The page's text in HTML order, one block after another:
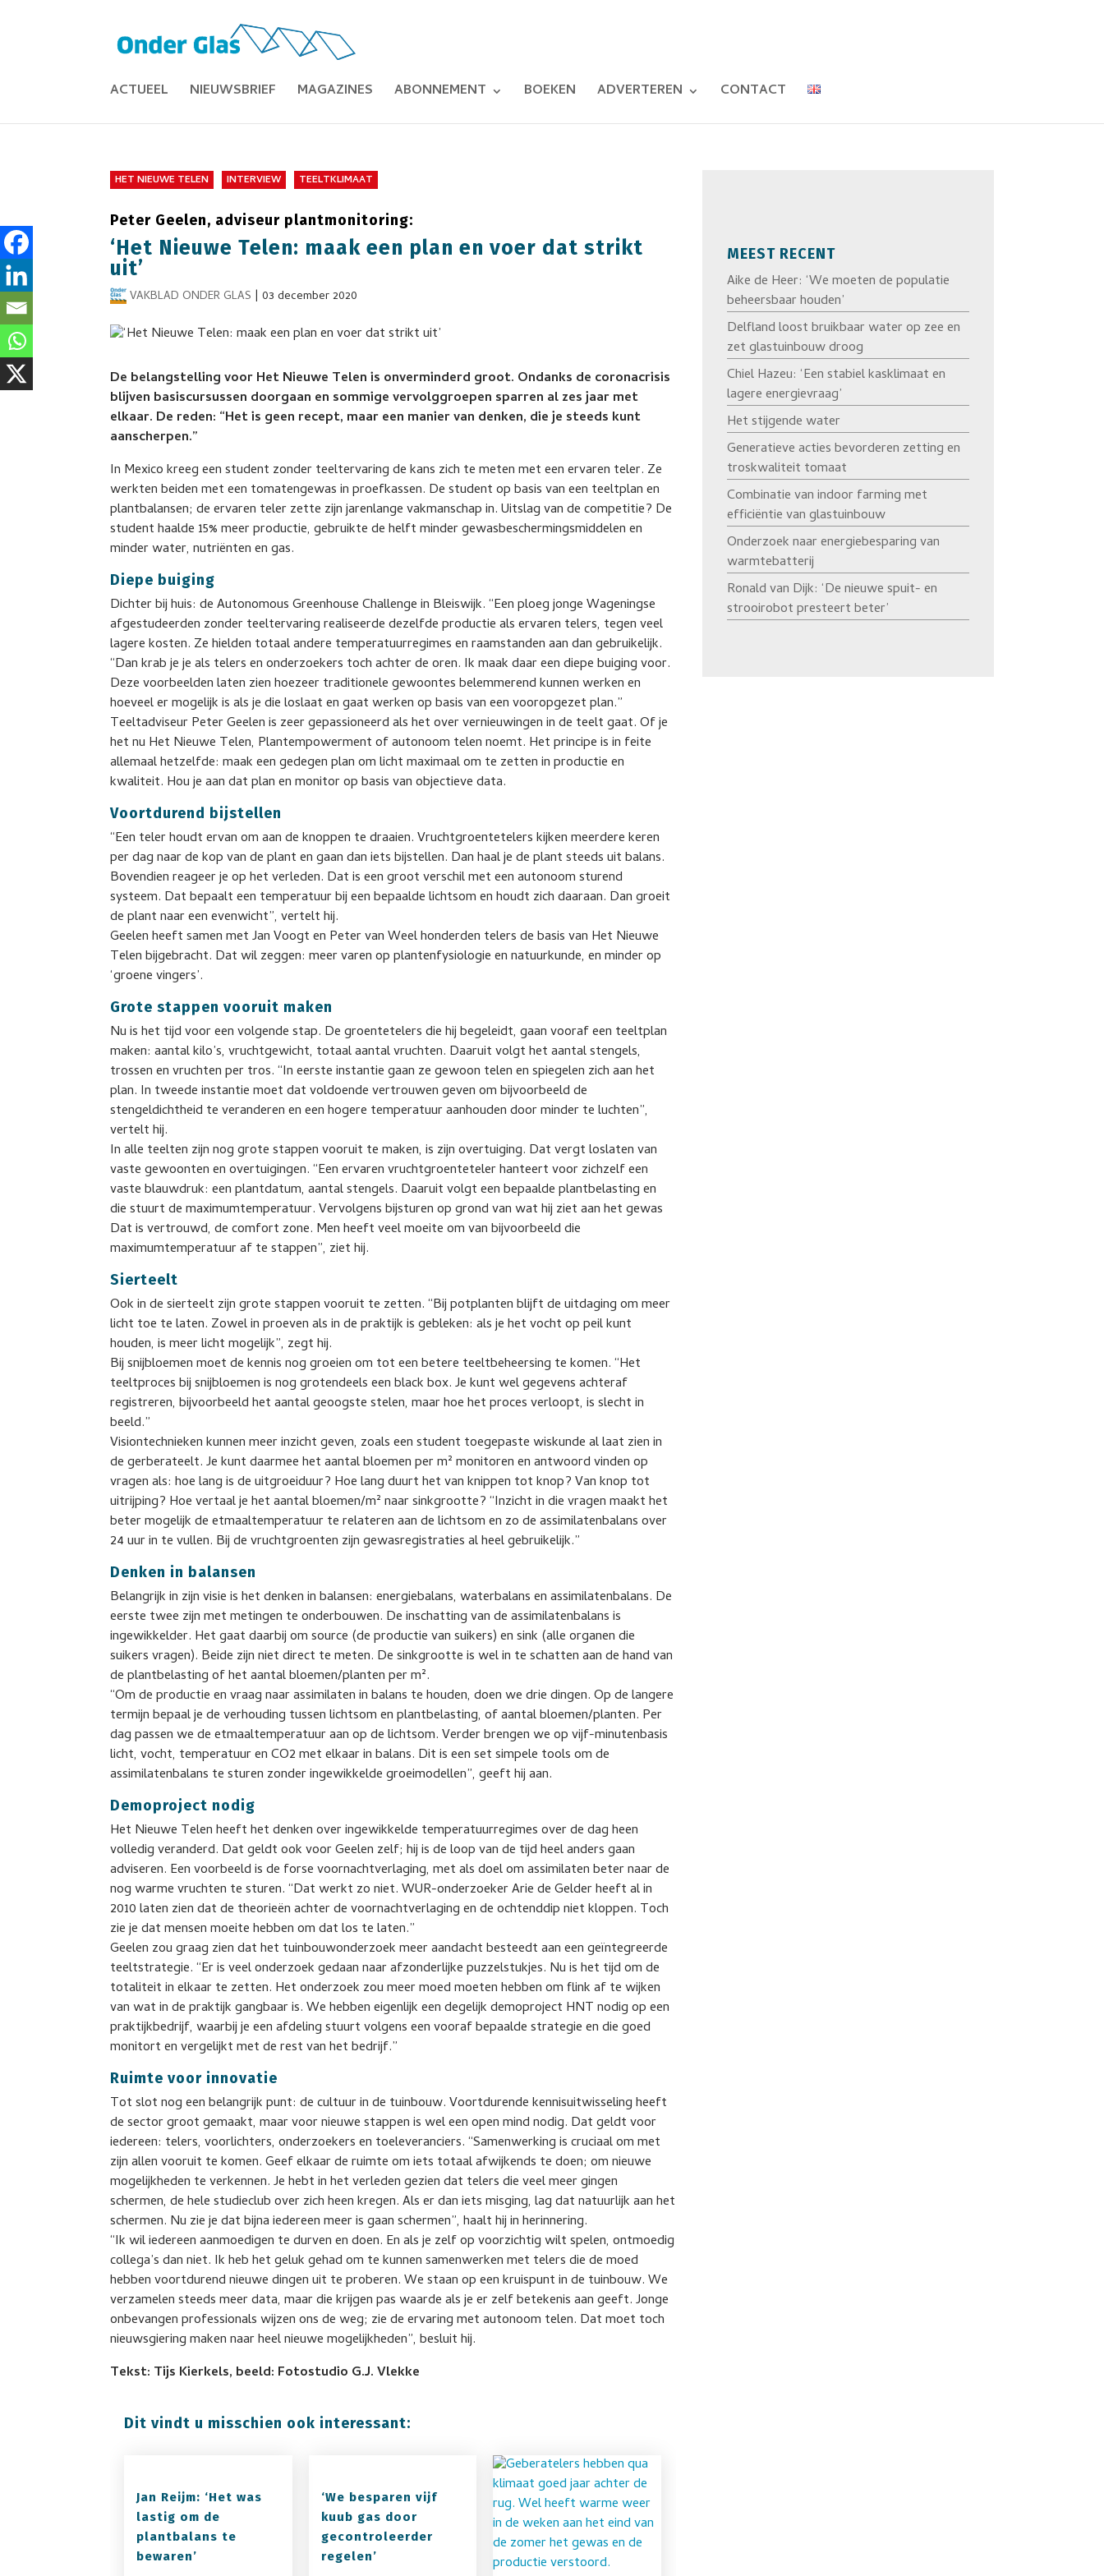
ACTUEEL NIEUWSBRIEF MAGAZINES ABONNEMENT BOEKEN ADVERTEREN CONTACT
HET NIEUWE TELEN INTERVIEW TEELTKLIMAAT
Peter Geelen, adviseur plantmonitoring:
‘Het Nieuwe Telen: maak een plan en voer dat strikt
uit’
VAKBLAD ONDER GLAS |03 december 2020
De belangstelling voor Het Nieuwe Telen is onverminderd groot. Ondanks de coronacrisis
blijven basiscursussen doorgaan en sommige vervolggroepen sparren al zes jaar met
elkaar. De reden: “Het is geen recept, maar een manier van denken, die je steeds kunt
aanscherpen.”
In Mexico kreeg een student zonder teeltervaring de kans zich te meten met een ervaren teler. Ze
werkten beiden met een tomatengewas in proefkassen. De student op basis van een teeltplan en
plantbalansen; de ervaren teler zette zijn jarenlange vakmanschap in. Uitslag van de competitie? De
student haalde 15% meer productie, gebruikte de helft minder gewasbeschermingsmiddelen en
minder water, nutriënten en gas.
Diepe buiging
Dichter bij huis: de Autonomous Greenhouse Challenge in Bleiswijk. “Een ploeg jonge Wageningse
afgestudeerden zonder teeltervaring realiseerde dezelfde productie als ervaren telers, tegen veel
lagere kosten. Ze hielden totaal andere temperatuurregimes en raamstanden aan dan gebruikelijk.
“Dan krab je je als telers en onderzoekers toch achter de oren. Ik maak daar een diepe buiging voor.
Deze voorbeelden laten zien hoezeer traditionele gewoontes belemmerend kunnen werken en
hoeveel er mogelijk is als je die loslaat en gaat werken op basis van een vooropgezet plan.”
Teeltadviseur Peter Geelen is zeer gepassioneerd als het over vernieuwingen in de teelt gaat. Of je
het nu Het Nieuwe Telen, Plantempowerment of autonoom telen noemt. Het principe is in feite
allemaal hetzelfde: maak een gedegen plan om licht maximaal om te zetten in productie en
kwaliteit. Hou je aan dat plan en monitor op basis van objectieve data.
Voortdurend bijstellen
“Een teler houdt ervan om aan de knoppen te draaien. Vruchtgroentetelers kijken meerdere keren
per dag naar de kop van de plant en gaan dan iets bijstellen. Dan haal je de plant steeds uit balans.
Bovendien reageer je op het verleden. Dat is een groot verschil met een autonoom sturend
systeem. Dat bepaalt een temperatuur bij een bepaalde lichtsom en houdt zich daaraan. Dan groeit
de plant naar een evenwicht”, vertelt hij.
Geelen heeft samen met Jan Voogt en Peter van Weel honderden telers de basis van Het Nieuwe
Telen bijgebracht. Dat wil zeggen: meer varen op plantenfysiologie en natuurkunde, en minder op
‘groene vingers’.
Grote stappen vooruit maken
Nu is het tijd voor een volgende stap. De groentetelers die hij begeleidt, gaan vooraf een teeltplan
maken: aantal kilo’s, vruchtgewicht, totaal aantal vruchten. Daaruit volgt het aantal stengels,
trossen en vruchten per tros. “In eerste instantie gaan ze gewoon telen en spiegelen zich aan het
plan. In tweede instantie moet dat voldoende vertrouwen geven om bijvoorbeeld de
stengeldichtheid te veranderen en een hogere temperatuur aanhouden door minder te luchten”,
vertelt hij.
In alle teelten zijn nog grote stappen vooruit te maken, is zijn overtuiging. Dat vergt loslaten van
vaste gewoonten en overtuigingen. “Een ervaren vruchtgroenteteler hanteert voor zichzelf een
vaste blauwdruk: een plantdatum, aantal stengels. Daaruit volgt een bepaalde plantbelasting en
die stuurt de maximumtemperatuur. Vervolgens bijsturen op grond van wat hij ziet aan het gewas
Dat is vertrouwd, de comfort zone. Men heeft veel moeite om van bijvoorbeeld die
maximumtemperatuur af te stappen”, ziet hij.
Sierteelt
Ook in de sierteelt zijn grote stappen vooruit te zetten. “Bij potplanten blijft de uitdaging om meer
licht toe te laten. Zowel in proeven als in de praktijk is gebleken: als je het vocht op peil kunt
houden, is meer licht mogelijk”, zegt hij.
Bij snijbloemen moet de kennis nog groeien om tot een betere teeltbeheersing te komen. “Het
teeltproces bij snijbloemen is nog grotendeels een black box. Je kunt wel gegevens achteraf
registreren, bijvoorbeeld het aantal geoogste stelen, maar hoe het proces verloopt, is slecht in
beeld.”
Visiontechnieken kunnen meer inzicht geven, zoals een student toegepaste wiskunde al laat zien in
de gerberateelt. Je kunt daarmee het aantal bloemen per m² monitoren en antwoord vinden op
vragen als: hoe lang is de uitgroeiduur? Hoe lang duurt het van knippen tot knop? Van knop tot
uitrijping? Hoe vertaal je het aantal bloemen/m² naar sinkgrootte? “Inzicht in die vragen maakt het
beter mogelijk de etmaaltemperatuur te relateren aan de lichtsom en zo de assimilatenbalans over
24 uur in te vullen. Bij de vruchtgroenten zijn gewasregistraties al heel gebruikelijk.”
Denken in balansen
Belangrijk in zijn visie is het denken in balansen: energiebalans, waterbalans en assimilatenbalans. De
eerste twee zijn met metingen te onderbouwen. De inschatting van de assimilatenbalans is
ingewikkelder. Het gaat daarbij om source (de productie van suikers) en sink (alle organen die
suikers vragen). Beide zijn niet direct te meten. De sinkgrootte is wel in te schatten aan de hand van
de plantbelasting of het aantal bloemen/planten per m².
“Om de productie en vraag naar assimilaten in balans te houden, doen we drie dingen. Op de langere
termijn bepaal je de verhouding tussen lichtsom en plantbelasting, of aantal bloemen/planten. Per
dag passen we de etmaaltemperatuur aan op de lichtsom. Verder brengen we op vijf-minutenbasis
licht, vocht, temperatuur en CO2 met elkaar in balans. Dit is een set simpele tools om de
assimilatenbalans te sturen zonder ingewikkelde groeimodellen”, geeft hij aan.
Demoproject nodig
Het Nieuwe Telen heeft het denken over ingewikkelde temperatuurregimes over de dag heen
volledig veranderd. Dat geldt ook voor Geelen zelf; hij is de loop van de tijd heel anders gaan
adviseren. Een voorbeeld is de forse voornachtverlaging, met als doel om assimilaten beter naar de
nog warme vruchten te sturen. “Dat werkt zo niet. WUR-onderzoeker Arie de Gelder heeft al in
2010 laten zien dat de theorieën achter de voornachtverlaging en de ochtenddip niet kloppen. Toch
zie je dat mensen moeite hebben om dat los te laten.”
Geelen zou graag zien dat het tuinbouwonderzoek meer aandacht besteedt aan een geïntegreerde
teeltstrategie. “Er is veel onderzoek gedaan naar afzonderlijke puzzelstukjes. Nu is het tijd om de
totaliteit in elkaar te zetten. Het onderzoek zou meer moed moeten hebben om flink af te wijken
van wat in de praktijk gangbaar is. We hebben eigenlijk een degelijk demoproject HNT nodig op een
praktijkbedrijf, waarbij je een afdeling stuurt volgens een vooraf bepaalde strategie en die goed
monitort en vergelijkt met de rest van het bedrijf.”
Ruimte voor innovatie
Tot slot nog een belangrijk punt: de cultuur in de tuinbouw. Voortdurende kennisuitwisseling heeft
de sector groot gemaakt, maar voor nieuwe stappen is wel een open mind nodig. Dat geldt voor
iedereen: telers, voorlichters, onderzoekers en toeleveranciers. “Samenwerking is cruciaal om met
zijn allen vooruit te komen. Geef elkaar de ruimte om iets totaal afwijkends te doen; om nieuwe
mogelijkheden te verkennen. Je hebt in het verleden gezien dat telers die veel meer gingen
schermen, de hele studieclub over zich heen kregen. Als er dan iets misging, lag dat natuurlijk aan het
schermen. Nu zie je dat bijna iedereen meer is gaan schermen”, haalt hij in herinnering.
“Ik wil iedereen aanmoedigen te durven en doen. En als je zelf op voorzichtig wilt spelen, ontmoedig
collega’s dan niet. Ik heb het geluk gehad om te kunnen samenwerken met telers die de moed
hebben voortdurend nieuwe dingen uit te proberen. We staan op een kruispunt in de tuinbouw. We
verzamelen steeds meer data, maar die krijgen pas waarde als je er zelf betekenis aan geeft. Jonge
onbevangen professionals wijzen ons de weg; zie de ervaring met autonoom telen. Dat moet toch
nieuwsgiering maken naar heel nieuwe mogelijkheden”, besluit hij.
Tekst: Tijs Kierkels, beeld: Fotostudio G.J. Vlekke
Dit vindt u misschien ook interessant:
Jan Reijm: ‘Het was
lastig om de
plantbalans te
bewaren’
‘We besparen vijf
kuub gas door
gecontroleerder
regelen’
MEEST RECENT
Aike de Heer: ‘We moeten de populatie
beheersbaar houden’
Delfland loost bruikbaar water op zee en
zet glastuinbouw droog
Chiel Hazeu: ‘Een stabiel kasklimaat en
lagere energievraag’
Het stijgende water
Generatieve acties bevorderen zetting en
troskwaliteit tomaat
Combinatie van indoor farming met
efficiëntie van glastuinbouw
Onderzoek naar energiebesparing van
warmtebatterij
Ronald van Dijk: ‘De nieuwe spuit- en
strooirobot presteert beter’